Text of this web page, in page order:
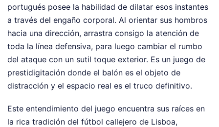
portugués posee la habilidad de dilatar esos instantes
a través del engaño corporal. Al orientar sus hombros
hacia una dirección, arrastra consigo la atención de
toda la línea defensiva, para luego cambiar el rumbo
del ataque con un sutil toque exterior. Es un juego de
prestidigitación donde el balón es el objeto de
distracción y el espacio real es el truco definitivo.
Este entendimiento del juego encuentra sus raíces en
la rica tradición del fútbol callejero de Lisboa,